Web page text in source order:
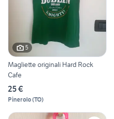
5
Magliette originali Hard Rock
Cafe
25 €
Pinerolo(TO)